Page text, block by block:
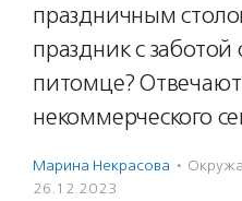
праздничным
праздник с заботой
питомце?
некоммерческого
Марина Некрасова ·
26.12.2023